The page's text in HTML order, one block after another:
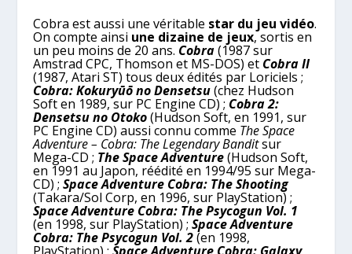
Cobra est aussi une véritable star du jeu vidéo.
On compte ainsi une dizaine de jeux, sortis en
un peu moins de 20 ans. Cobra(1987 sur
Amstrad CPC, Thomson et MS-DOS) et Cobra II
(1987, Atari ST) tous deux édités par Loriciels ;
Cobra: Kokuryūō no Densetsu (chez Hudson
Soft en 1989, sur PC Engine CD) ; Cobra 2:
Densetsu no Otoko(Hudson Soft, en 1991, sur
PC Engine CD) aussi connu comme The Space
Adventure – Cobra: The Legendary Banditsur
Mega-CD ; The Space Adventure (Hudson Soft,
en 1991 au Japon, réédité en 1994/95 sur Mega-
CD) ;Space Adventure Cobra: The Shooting
(Takara/Sol Corp, en 1996, sur PlayStation) ;
Space Adventure Cobra: The Psycogun Vol. 1
(en 1998, sur PlayStation) ;Space Adventure
Cobra: The Psycogun Vol. 2(en 1998,